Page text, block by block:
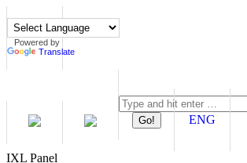
to
content
Powered by
Translate
ENG
IXL Panel